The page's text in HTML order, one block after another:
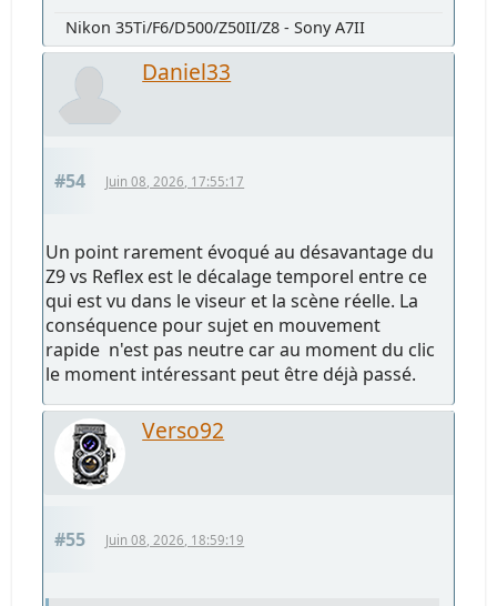
Nikon 35Ti/F6/D500/Z50II/Z8 - Sony A7II
Daniel33
#54 Juin 08, 2026, 17:55:17
Un point rarement évoqué au désavantage du
Z9 vs Reflex est le décalage temporel entre ce
qui est vu dans le viseur et la scène réelle. La
conséquence pour sujet en mouvement
rapide n'est pas neutre car au moment du clic
le moment intéressant peut être déjà passé.
Verso92
#55 Juin 08, 2026, 18:59:19